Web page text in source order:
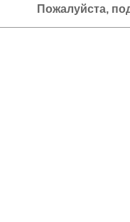
Пожалуйста,